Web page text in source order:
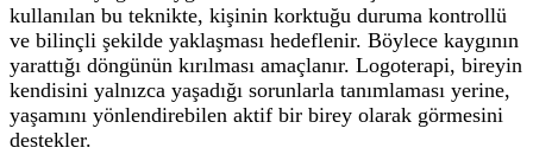
kullanılan bu teknikte, kişinin korktuğu duruma kontrollü
ve bilinçli şekilde yaklaşması hedeflenir. Böylece kaygının
yarattığı döngünün kırılması amaçlanır. Logoterapi, bireyin
kendisini yalnızca yaşadığı sorunlarla tanımlaması yerine,
yaşamını yönlendirebilen aktif bir birey olarak görmesini
destekler.